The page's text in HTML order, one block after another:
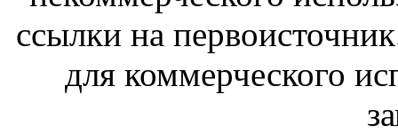
ссылки на
для коммерческого